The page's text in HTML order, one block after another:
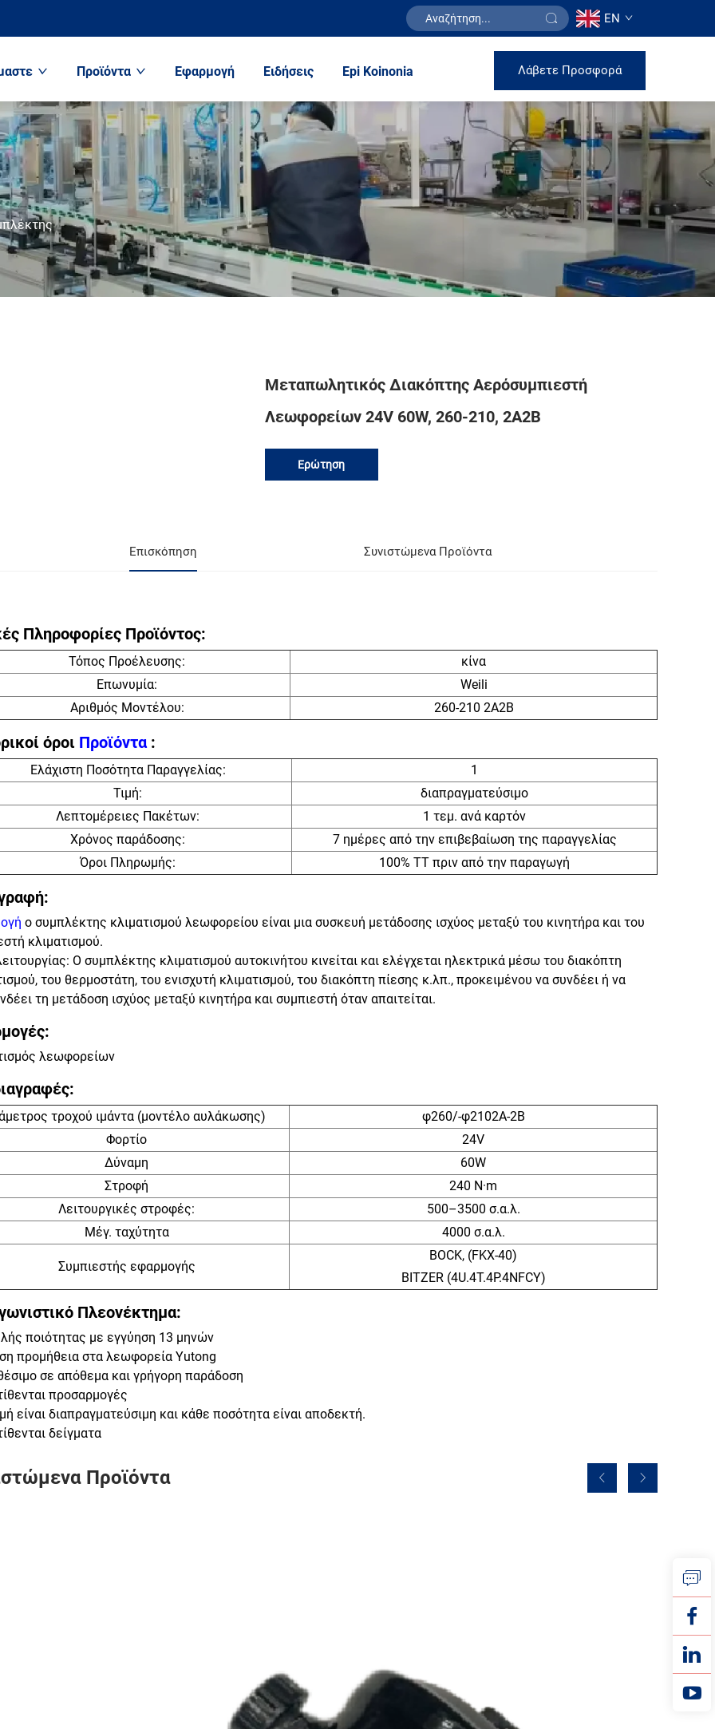
EN
Προϊόντα Εφαρμογή Ειδήσεις Epi Koinonia Λάβετε Προσφορά
Μεταπωλητικός Διακόπτης Αερόσυμπιεστή
Λεωφορείων 24V 60W, 260-210, 2A2B
Ερώτηση
Επισκόπηση Συνιστώμενα Προϊόντα
Πληροφορίες Προϊόντος:
Τόπος Προέλευσης:
κίνα
Επωνυμία:
Weili
Αριθμός Μοντέλου:
260-210 2A2B
όροι Προϊόντα :
Ελάχιστη Ποσότητα Παραγγελίας:
1
Τιμή:
διαπραγματεύσιμο
Λεπτομέρειες Πακέτων:
1 τεμ. ανά καρτόν
Χρόνος παράδοσης:
7 ημέρες από την επιβεβαίωση της παραγγελίας
Όροι Πληρωμής:
100% TT πριν από την παραγωγή
ο συμπλέκτης κλιματισμού λεωφορείου είναι μια συσκευή μετάδοσης ισχύος μεταξύ του κινητήρα και του
κλιματισμού.
Ο συμπλέκτης κλιματισμού αυτοκινήτου κινείται και ελέγχεται ηλεκτρικά μέσω του διακόπτη
του θερμοστάτη, του ενισχυτή κλιματισμού, του διακόπτη πίεσης κ.λπ., προκειμένου να συνδέει ή να
τη μετάδοση ισχύος μεταξύ κινητήρα και συμπιεστή όταν απαιτείται.
λεωφορείων
τροχού ιμάντα (μοντέλο αυλάκωσης)
φ260/-φ2102A-2B
Φορτίο
24V
Δύναμη
60W
Στροφή
240 N·m
Λειτουργικές στροφές:
500–3500 σ.α.λ.
Μέγ. ταχύτητα
4000 σ.α.λ.
Συμπιεστής εφαρμογής
BOCK, (FKX-40)
BITZER (4U.4T.4P.4NFCY)
Πλεονέκτημα:
ποιότητας με εγγύηση 13 μηνών
προμήθεια στα λεωφορεία Yutong
σε απόθεμα και γρήγορη παράδοση
προσαρμογές
είναι διαπραγματεύσιμη και κάθε ποσότητα είναι αποδεκτή.
δείγματα
Προϊόντα